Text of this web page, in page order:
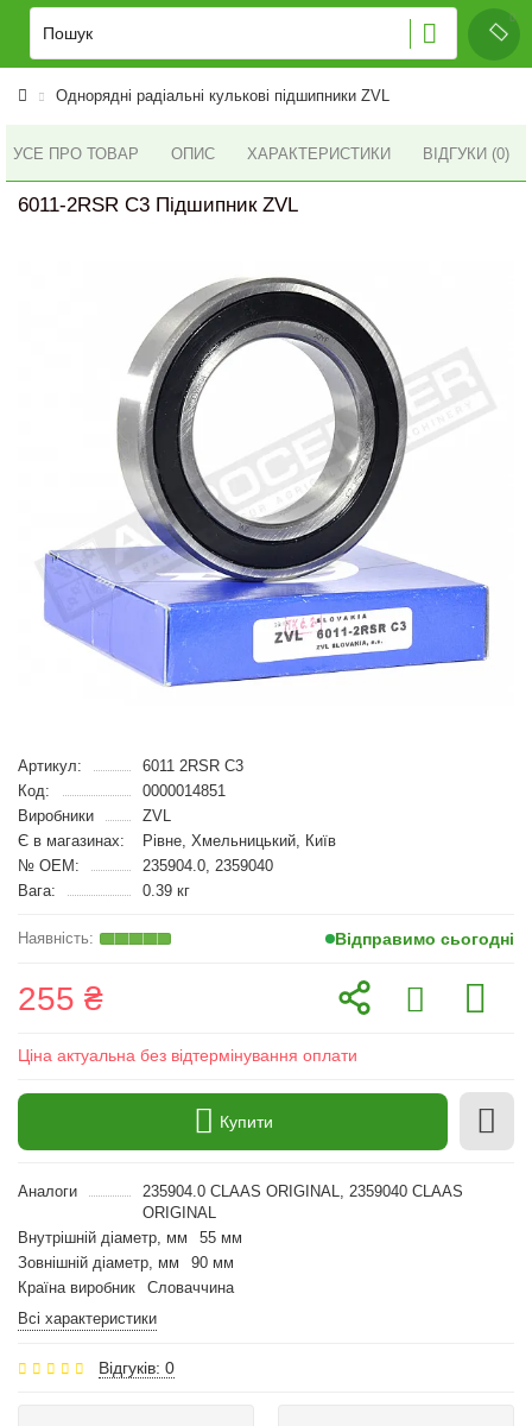
Однорядні радіальні кулькові підшипники ZVL
УСЕ ПРО ТОВАР ОПИС ХАРАКТЕРИСТИКИ ВІДГУКИ (0)
6011-2RSR C3 Підшипник ZVL
Артикул:
6011 2RSR C3
Код:
0000014851
Виробники
ZVL
Є в магазинах:
Рівне, Хмельницький, Київ
№ OEM:
235904.0, 2359040
Вага:
0.39 кг
Відправимо сьогодні
255 ₴
Ціна актуальна без відтермінування оплати
Купити
Аналоги
235904.0 CLAAS ORIGINAL, 2359040 CLAAS
ORIGINAL
Внутрішній діаметр, мм
55 мм
Зовнішній діаметр, мм
90 мм
Країна виробник
Словаччина
Всі характеристики
Відгуків: 0